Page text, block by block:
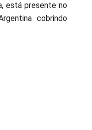
está presente no
cobrindo